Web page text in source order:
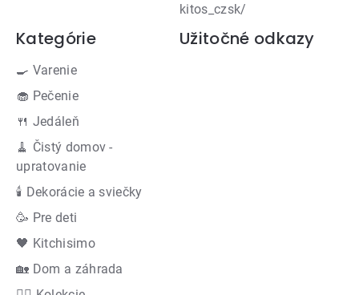
kitos_czsk/
Kategórie
🍳 Varenie
🧁 Pečenie
🍴 Jedáleň
🧹 Čistý domov -
upratovanie
🕯 Dekorácie a sviečky
🥳 Pre deti
🖤 Kitchisimo
🏡 Dom a záhrada
Užitočné odkazy